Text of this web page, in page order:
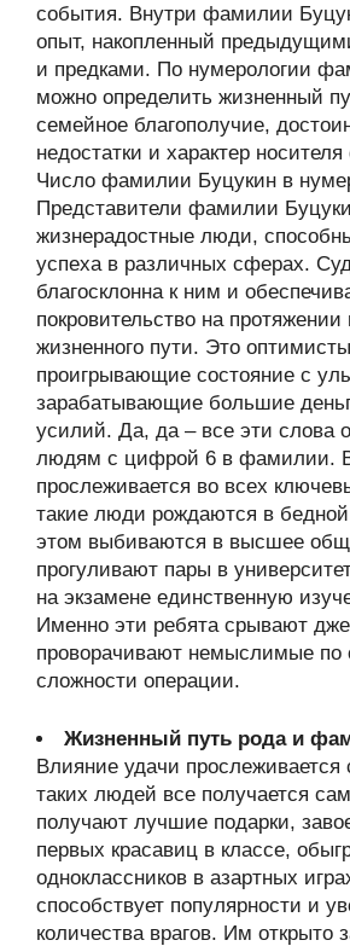
события. Внутри фамилии
опыт, накопленный
и предками. По нумерологии
можно определить жизненный
семейное благополучие,
недостатки и характер
Число фамилии Буцукин в
Представители фамилии
жизнерадостные люди,
успеха в различных сферах.
благосклонна к ним и
покровительство на протяжении
жизненного пути. Это
проигрывающие состояние с
зарабатывающие большие
усилий. Да, да – все эти слова
людям с цифрой 6 в фамилии.
прослеживается во всех
такие люди рождаются в
этом выбиваются в высшее
прогуливают пары в
на экзамене единственную
Именно эти ребята срывают
проворачивают немыслимые по
сложности операции.
Жизненный путь рода и
Влияние удачи прослеживается
таких людей все получается
получают лучшие подарки,
первых красавиц в классе,
одноклассников в азартных
способствует популярности и
количества врагов. Им открыто